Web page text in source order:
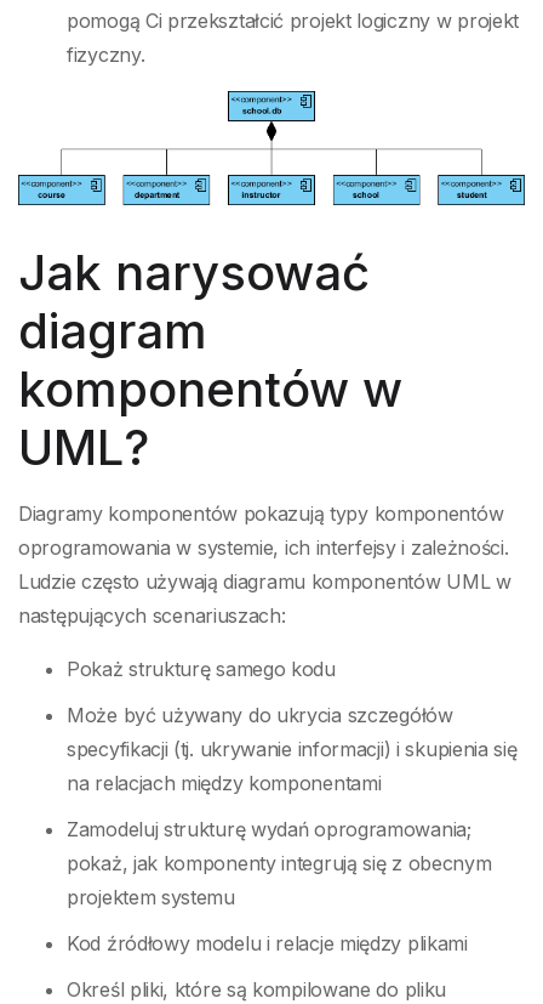
pomogą Ci przekształcić projekt logiczny w projekt
fizyczny.
Jak narysować
diagram
komponentów w
UML?
Diagramy komponentów pokazują typy komponentów
oprogramowania w systemie, ich interfejsy i zależności.
Ludzie często używają diagramu komponentów UML w
następujących scenariuszach:
Pokaż strukturę samego kodu
Może być używany do ukrycia szczegółów
specyfikacji (tj. ukrywanie informacji) i skupienia się
na relacjach między komponentami
Zamodeluj strukturę wydań oprogramowania;
pokaż, jak komponenty integrują się z obecnym
projektem systemu
Kod źródłowy modelu i relacje między plikami
Określ pliki, które są kompilowane do pliku